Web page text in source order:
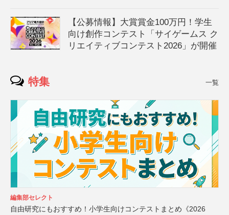
【公募情報】大賞賞金100万円！学生
向け創作コンテスト「サイゲームス ク
リエイティブコンテスト2026」が開催
特集 一覧
編集部セレクト
自由研究にもおすすめ！小学生向けコンテストまとめ《2026